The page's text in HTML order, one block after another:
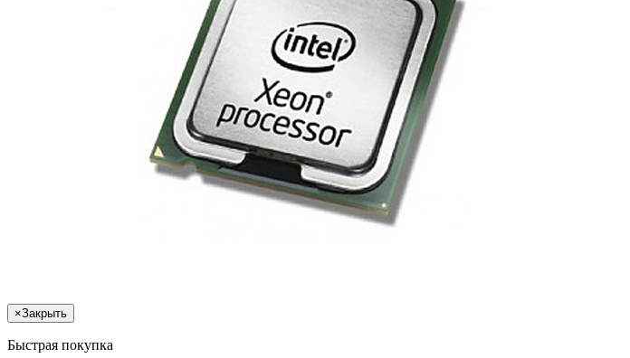
×Закрыть
Быстрая покупка